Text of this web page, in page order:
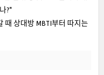
?"
때 상대방 MBTI부터 따지는